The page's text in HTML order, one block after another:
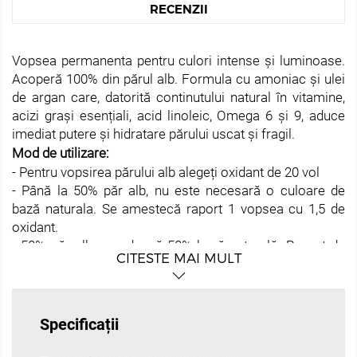
RECENZII
Vopsea permanenta pentru culori intense și luminoase.
Acoperă 100% din părul alb. Formula cu amoniac și ulei
de argan care, datorită continutului natural în vitamine,
acizi grași esențiali, acid linoleic, Omega 6 și 9, aduce
imediat putere și hidratare părului uscat și fragil.
Mod de utilizare:
- Pentru vopsirea părului alb alegeți oxidant de 20 vol
- Până la 50% păr alb, nu este necesară o culoare de
bază naturala. Se amestecă raport 1 vopsea cu 1,5 de
oxidant.
- 50% păr alb, se adaugă 50% bază naturală. Raport de
amestec 1 la 1 vopsea si oxidant. Pentru o acoperire mai
profundă a părului alb de 50%, puteți adăuga 1/2 din
- De la + 70% păr alb, este necesară adăugarea bazei
naturale minim 70%. Se amestecă in raport 1 la 1 oxidant
CITESTE MAI MULT
Specificații